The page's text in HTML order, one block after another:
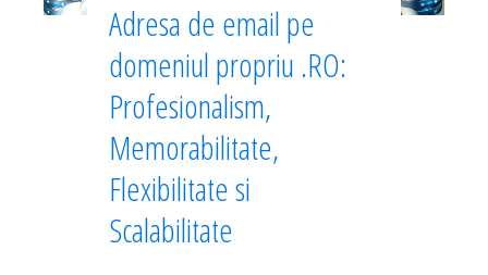
Adresa de email pe
domeniul propriu .RO:
Profesionalism,
Memorabilitate,
Flexibilitate si
Scalabilitate